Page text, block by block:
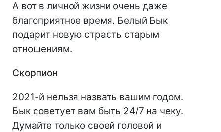
А вот в личной жизни очень даже
благоприятное время. Белый Бык
подарит новую страсть старым
отношениям.
Скорпион
2021-й нельзя назвать вашим годом.
Бык советует вам быть 24/7 на чеку.
Думайте только своей головой и